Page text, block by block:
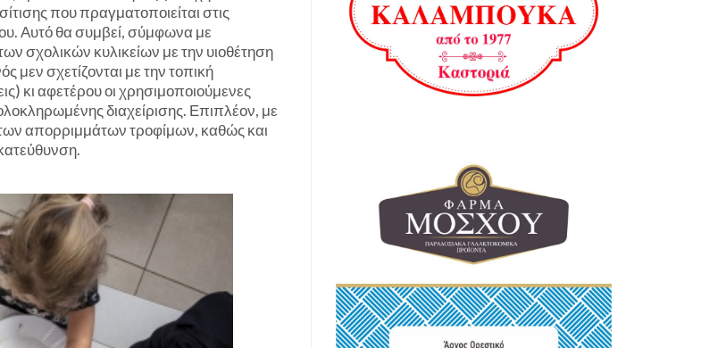
που πραγματοποιείται στις
Αυτό θα συμβεί, σύμφωνα με
σχολικών κυλικείων με την υιοθέτηση
μεν σχετίζονται με την τοπική
κι αφετέρου οι χρησιμοποιούμενες
διαχείρισης. Επιπλέον, με
απορριμμάτων τροφίμων, καθώς και